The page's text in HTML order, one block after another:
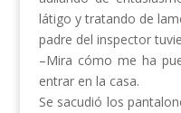
látigo y tratando de
padre del inspector
–Mira cómo me ha
entrar en la casa.
Se sacudió los